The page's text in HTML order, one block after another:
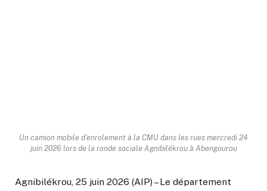
Un camion mobile d'enrolement à la CMU dans les rues mercredi 24
juin 2026 lors de la ronde sociale Agnibilékrou à Abengourou
Agnibilékrou, 25 juin 2026 (AIP) – Le département